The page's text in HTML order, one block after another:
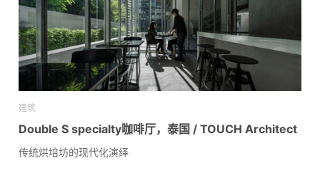
建筑
Double S specialty咖啡厅，泰国 / TOUCH Architect
传统烘培坊的现代化演绎